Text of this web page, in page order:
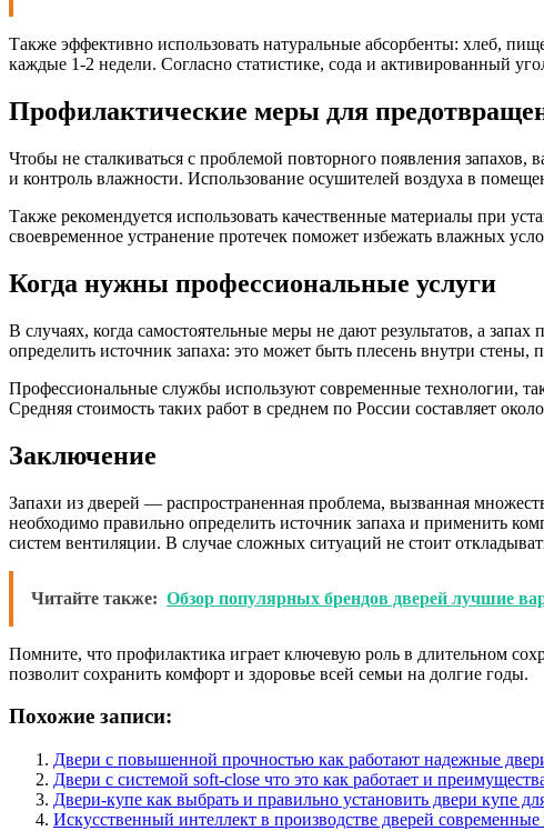
Также эффективно использовать натуральные абсорбенты: хлеб,
каждые 1-2 недели. Согласно статистике, сода и активированный
Профилактические меры для
Чтобы не сталкиваться с проблемой повторного появления
и контроль влажности. Использование осушителей воздуха в
Также рекомендуется использовать качественные материалы при
своевременное устранение протечек поможет избежать влажных
Когда нужны профессиональные услуги
В случаях, когда самостоятельные меры не дают результатов, а
определить источник запаха: это может быть плесень внутри
Профессиональные службы используют современные технологии,
Средняя стоимость таких работ в среднем по России составляет
Заключение
Запахи из дверей — распространенная проблема, вызванная
необходимо правильно определить источник запаха и применить
систем вентиляции. В случае сложных ситуаций не стоит
Читайте также: Обзор популярных брендов дверей лучшие
Помните, что профилактика играет ключевую роль в длительном
позволит сохранить комфорт и здоровье всей семьи на долгие годы.
Похожие записи:
Двери с повышенной прочностью как работают надежные
Двери с системой soft-close что это как работает и
Двери-купе как выбрать и правильно установить двери купе
Искусственный интеллект в производстве дверей